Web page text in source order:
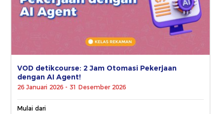
VOD detikcourse: 2 Jam Otomasi Pekerjaan
dengan AI Agent!
26 Januari 2026 - 31 Desember 2026
Mulai dari